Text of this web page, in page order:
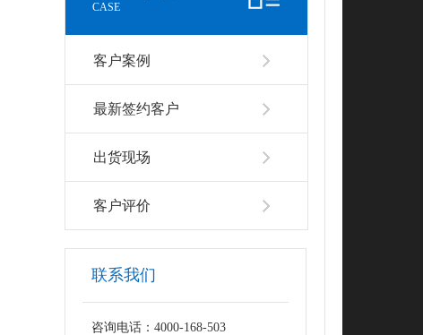
CASE
客户案例
最新签约客户
出货现场
客户评价
联系我们
咨询电话：4000-168-503